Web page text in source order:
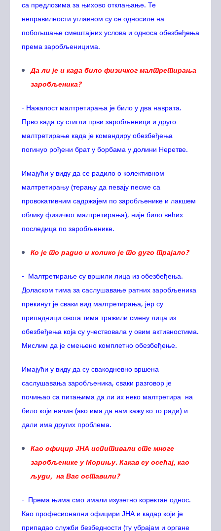
са предлозима за њихово отклањање. Те
неправилности углавном су се односиле на
побољшање смештајних услова и односа обезбеђења
према заробљеницима.
Да ли је и када било физичког малтретирања
заробљеника?
- Нажалост малтретирања је било у два наврата.
Прво када су стигли први заробљеници и друго
малтретирање када је командиру обезбеђења
погинуо рођени брат у борбама у долини Неретве.
Имајући у виду да се радило о колективном
малтретирању (терању да певају песме са
провокативним садржајем по заробљенике и лакшем
облику физичког малтретирања), није било већих
последица по заробљенике.
Ко је то радио и колико је то дуго трајало?
- Малтретирање су вршили лица из обезбеђења.
Доласком тима за саслушавање ратних заробљеника
прекинут је сваки вид малтретирања, јер су
припадници овога тима тражили смену лица из
обезбеђења која су учествовала у овим активностима.
Мислим да је смењено комплетно обезбеђење.
Имајући у виду да су свакодневно вршена
саслушавања заробљеника, сваки разговор је
почињао са питањима да ли их неко малтретира на
било који начин (ако има да нам кажу ко то ради) и
дали има других проблема.
Као официр ЈНА испитивали сте многе
заробљенике у Морињу. Какав су осећај, као
људи, на Вас оставили?
- Према њима смо имали изузетно коректан однос.
Као професионални официри ЈНА и кадар који је
припадао служби безбедности (ту убрајам и органе